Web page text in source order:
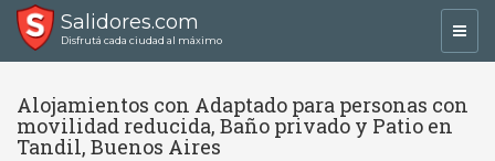
Salidores.com
Disfrutá cada ciudad al máximo
Alojamientos con Adaptado para personas con
movilidad reducida, Baño privado y Patio en
Tandil, Buenos Aires